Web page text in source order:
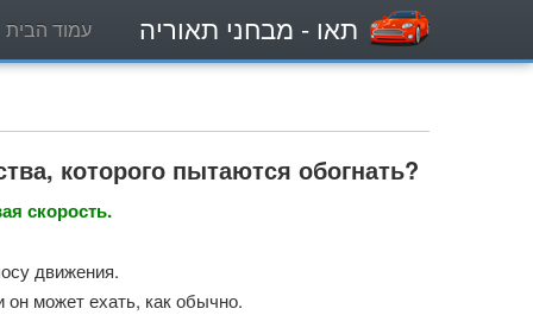
תאו - מבחני תאוריה עמוד הבית
которого пытаются обогнать?
скорость.
движения.
может ехать, как обычно.